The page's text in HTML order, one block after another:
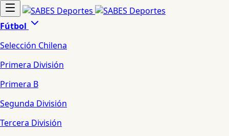
Fútbol
Selección Chilena
Primera División
Primera B
Segunda División
Tercera División